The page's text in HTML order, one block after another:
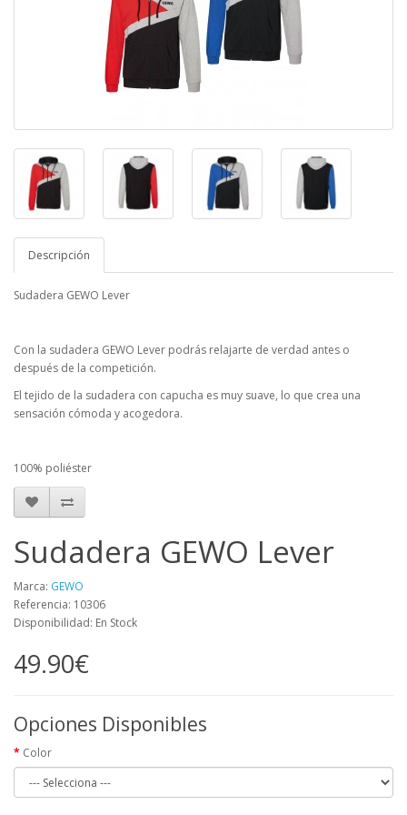
Descripción
Sudadera GEWO Lever
Con la sudadera GEWO Lever podrás relajarte de verdad antes o
después de la competición.
El tejido de la sudadera con capucha es muy suave, lo que crea una
sensación cómoda y acogedora.
100% poliéster
Sudadera GEWO Lever
Marca: GEWO
Referencia: 10306
Disponibilidad: En Stock
49.90€
Opciones Disponibles
Color